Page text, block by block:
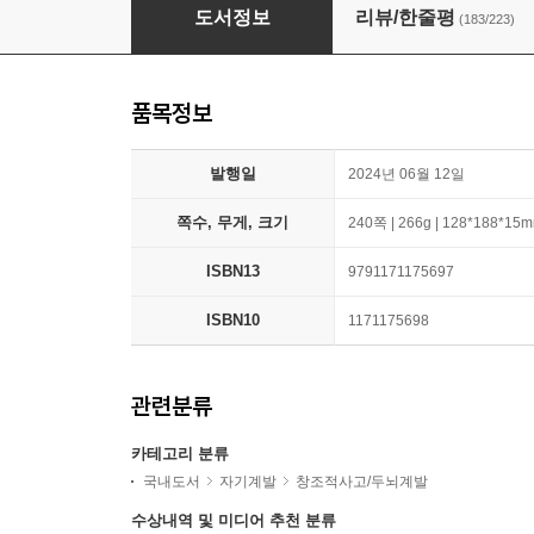
집중력의 배신
도서정보 리뷰/한줄평 (183/223)
품목정보
발행일 2024년 06월 12일
쪽수, 무게, 크기 240쪽 | 266g |
ISBN13 9791171175697
ISBN10 1171175698
관련분류
카테고리 분류
국내도서 자기계발 창조적사고/두뇌계발
수상내역 및 미디어 추천 분류